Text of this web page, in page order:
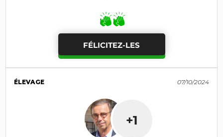
FÉLICITEZ-LES
ÉLEVAGE 07/10/2024
+1